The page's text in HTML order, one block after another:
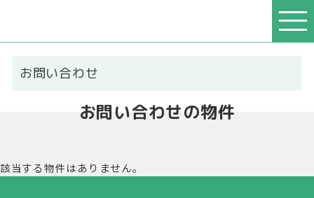
お問い合わせ
お問い合わせの物件
該当する物件はありません。